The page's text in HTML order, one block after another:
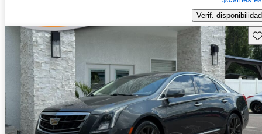
Verif. disponibilidad